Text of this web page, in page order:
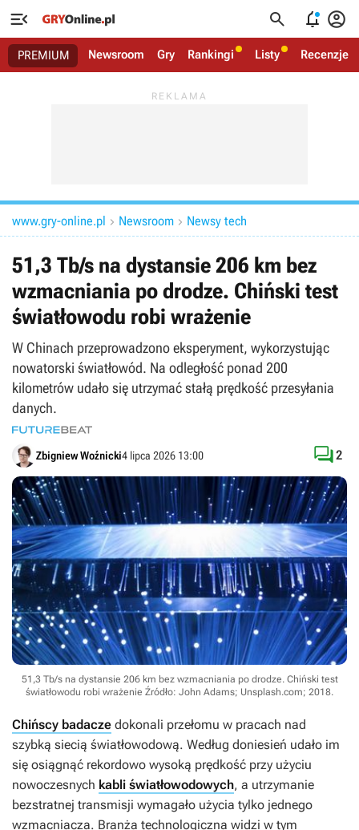
   
PREMIUM Newsroom Gry Rankingi Listy Recenzje
www.gry-online.pl  Newsroom  Newsy tech
51,3 Tb/s na dystansie 206 km bez
wzmacniania po drodze. Chiński test
światłowodu robi wrażenie
W Chinach przeprowadzono eksperyment, wykorzystując
nowatorski światłowód. Na odległość ponad 200
kilometrów udało się utrzymać stałą prędkość przesyłania
danych.
Zbigniew Woźnicki4 lipca 2026 13:00 2
51,3 Tb/s na dystansie 206 km bez wzmacniania po drodze. Chiński test
światłowodu robi wrażenie Źródło: John Adams; Unsplash.com; 2018.
Chińscy badacze dokonali przełomu w pracach nad
szybką siecią światłowodową. Według doniesień udało im
się osiągnąć rekordowo wysoką prędkość przy użyciu
nowoczesnych kabli światłowodowych, a utrzymanie
bezstratnej transmisji wymagało użycia tylko jednego
wzmacniacza. Branża technologiczna widzi w tym